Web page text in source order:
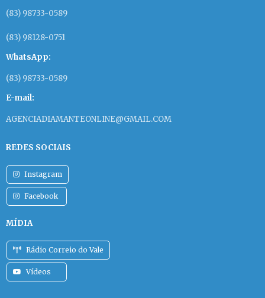
(83) 98733-0589
(83) 98128-0751
WhatsApp:
(83) 98733-0589
E-mail:
AGENCIADIAMANTEONLINE@GMAIL.COM
REDES SOCIAIS
Instagram
Facebook
MÍDIA
Rádio Correio do Vale
Vídeos